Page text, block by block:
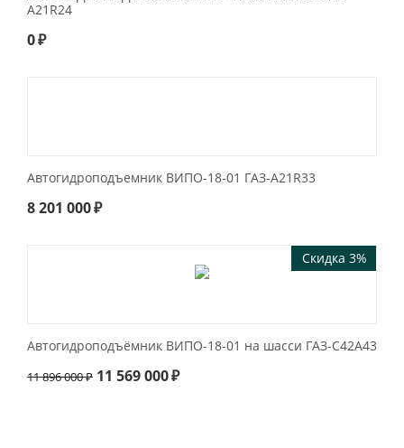
А21R24
0₽
Автогидроподъемник ВИПО-18-01 ГАЗ-А21R33
8 201 000₽
Скидка 3%
Автогидроподъёмник ВИПО-18-01 на шасси ГАЗ-C42А43
11 896 000₽ 11 569 000₽